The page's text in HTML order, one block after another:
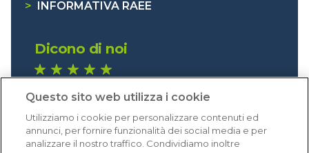
>
INFORMATIVA RAEE
Dicono di noi
Eccellente (4,8)
Acquisti verificati
Questo sito web utilizza i cookie
Utilizziamo i cookie per personalizzare contenuti ed
annunci, per fornire funzionalità dei social media e per
analizzare il nostro traffico. Condividiamo inoltre